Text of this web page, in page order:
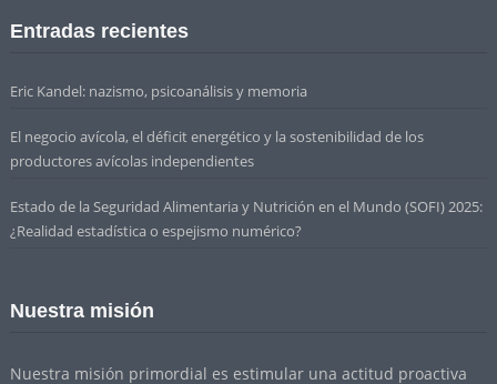
Entradas recientes
Eric Kandel: nazismo, psicoanálisis y memoria
El negocio avícola, el déficit energético y la sostenibilidad de los
productores avícolas independientes
Estado de la Seguridad Alimentaria y Nutrición en el Mundo (SOFI) 2025:
¿Realidad estadística o espejismo numérico?
Nuestra misión
Nuestra misión primordial es estimular una actitud proactiva